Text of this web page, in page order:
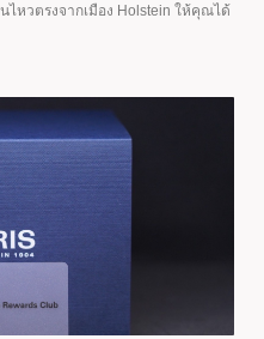
ไหวตรงจากเมือง Holstein ให้คุณได้